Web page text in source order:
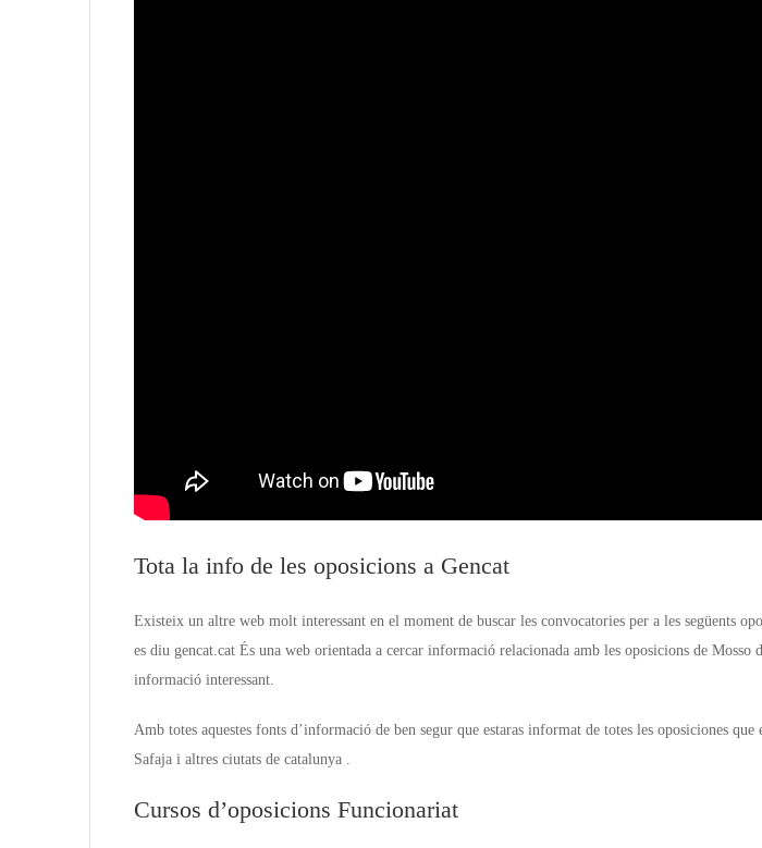
Tota la info de les oposicions a Gencat
Existeix un altre web molt interessant en el moment de buscar les convocatories per a les següents
es diu gencat.cat És una web orientada a cercar informació relacionada amb les oposicions de Mosso
informació interessant.
Amb totes aquestes fonts d’informació de ben segur que estaras informat de totes les oposiciones que
Safaja i altres ciutats de catalunya .
Cursos d’oposicions Funcionariat